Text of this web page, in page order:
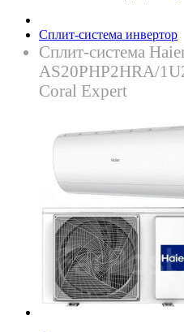
Сплит-система инвертор
Сплит-система
AS20PHP2HRA/
Coral Expert